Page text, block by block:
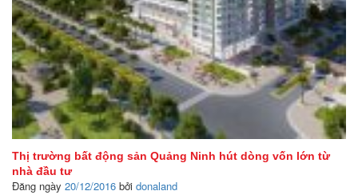
Thị trường bất động sản Quảng Ninh hút dòng vốn lớn từ
nhà đầu tư
Đăng ngày 20/12/2016 bởi donaland